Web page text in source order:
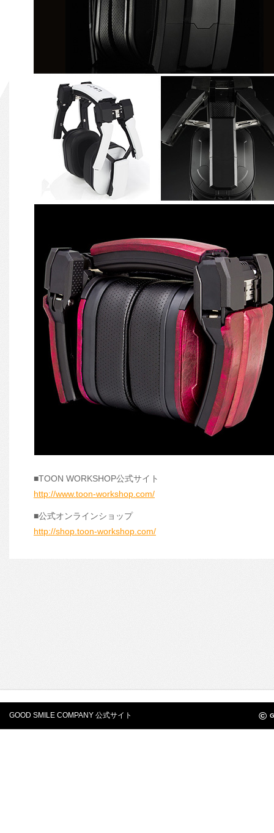
■TOON WORKSHOP公式サイト
http://www.toon-workshop.com/
■公式オンラインショップ
http://shop.toon-workshop.com/
GOOD SMILE COMPANY 公式サイト ©